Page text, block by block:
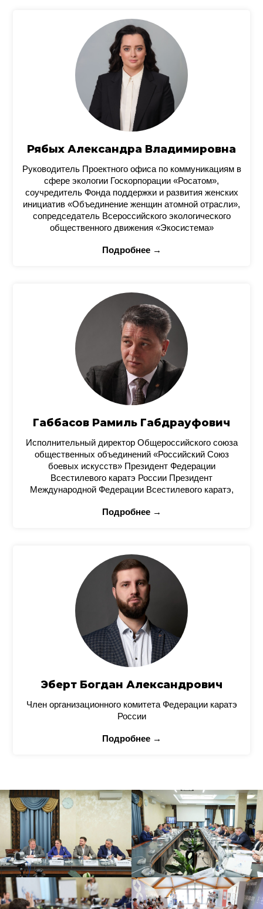
Рябых Александра Владимировна
Руководитель Проектного офиса по коммуникациям в
сфере экологии Госкорпорации «Росатом»,
соучредитель Фонда поддержки и развития женских
инициатив «Объединение женщин атомной отрасли»,
сопредседатель Всероссийского экологического
общественного движения «Экосистема»
Подробнее →
Габбасов Рамиль Габдрауфович
Исполнительный директор Общероссийского союза
общественных объединений «Российский Союз
боевых искусств» Президент Федерации
Всестилевого каратэ России Президент
Международной Федерации Всестилевого каратэ,
Подробнее →
Эберт Богдан Александрович
Член организационного комитета Федерации каратэ
России
Подробнее →